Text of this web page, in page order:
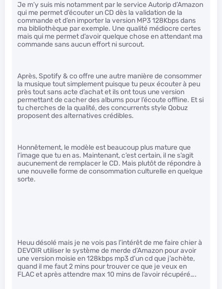
Je m’y suis mis notamment par le service Autorip d’Amazon
qui me permet d’écouter un CD dès la validation de la
commande et d’en importer la version MP3 128Kbps dans
ma bibliothèque par exemple. Une qualité médiocre certes
mais qui me permet d’avoir quelque chose en attendant ma
commande sans aucun effort ni surcout.
Après, Spotify & co offre une autre manière de consommer
la musique tout simplement puisque tu peux écouter à peu
près tout sans acte d’achat et ils ont tous une version
permettant de cacher des albums pour l’écoute offline. Et si
tu cherches de la qualité, des concurrents style Qobuz
proposent des alternatives crédibles.
Honnêtement, le modèle est beaucoup plus mature que
l’image que tu en as. Maintenant, c’est certain, il ne s’agit
aucunement de remplacer le CD. Mais plutôt de répondre à
une nouvelle forme de consommation culturelle en quelque
sorte.
Heuu désolé mais je ne vois pas l’intérêt de me faire chier à
DEVOIR utiliser le système de merde d’Amazon pour avoir
une version moisie en 128kbps mp3 d’un cd que j’achète,
quand il me faut 2 mins pour trouver ce que je veux en
FLAC et après attendre max 10 mins de l’avoir récupéré….